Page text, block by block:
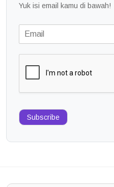
Yuk isi email kamu di bawah!
Subscribe